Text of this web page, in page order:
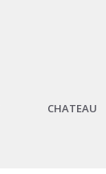
CHATEAU